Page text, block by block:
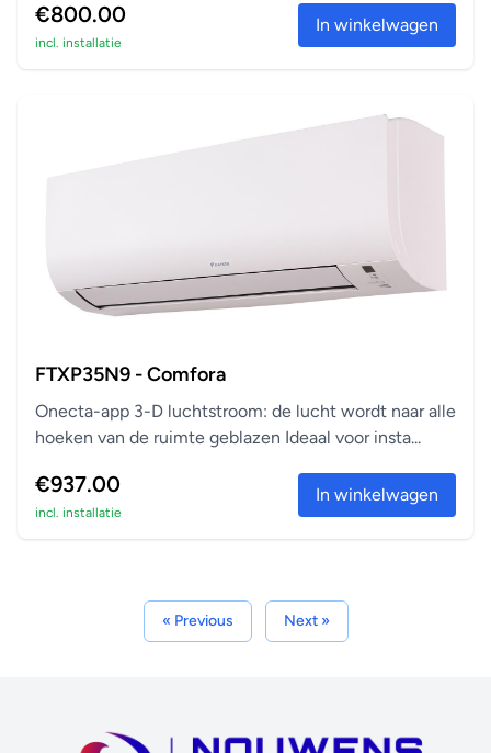
€800.00
incl. installatie
In winkelwagen
FTXP35N9 - Comfora
Onecta-app 3-D luchtstroom: de lucht wordt naar alle
hoeken van de ruimte geblazen Ideaal voor insta...
€937.00
incl. installatie
In winkelwagen
« Previous Next »